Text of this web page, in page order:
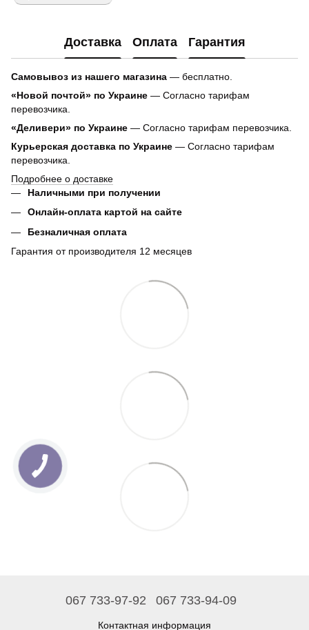
Доставка Оплата Гарантия
Самовывоз из нашего магазина — бесплатно.
«Новой почтой» по Украине — Согласно тарифам
перевозчика.
«Деливери» по Украине — Согласно тарифам перевозчика.
Курьерская доставка по Украине — Согласно тарифам
перевозчика.
Подробнее о доставке
Наличными при получении
Онлайн-оплата картой на сайте
Безналичная оплата
Гарантия от производителя 12 месяцев
067 733-97-92 067 733-94-09
Контактная информация